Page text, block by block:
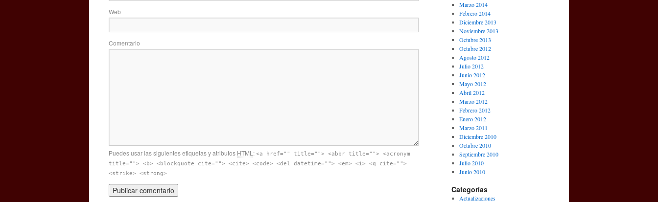
Web
Comentario
Puedes usar las siguientes etiquetas y atributos HTML : <a href="" title=""> <abbr title=""> <acronym
title=""> <b> <blockquote cite=""> <cite> <code> <del datetime=""> <em> <i> <q cite="">
<strike> <strong>
Marzo 2014
Febrero 2014
Diciembre 2013
Noviembre 2013
Octubre 2013
Octubre 2012
Agosto 2012
Julio 2012
Junio 2012
Mayo 2012
Abril 2012
Marzo 2012
Febrero 2012
Enero 2012
Marzo 2011
Diciembre 2010
Octubre 2010
Septiembre 2010
Julio 2010
Junio 2010
Categorías
Actualizaciones